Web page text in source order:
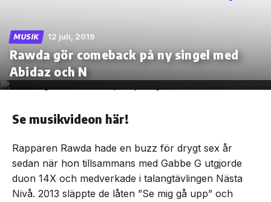
Skip
the
MUSIK 12 juli, 2019
Rawda gör comeback på ny singel med
Abidaz och N
Se musikvideon här!
Rapparen Rawda hade en buzz för drygt sex år
sedan när hon tillsammans med Gabbe G utgjorde
duon 14X och medverkade i talangtävlingen Nästa
Nivå. 2013 släppte de låten ”Se mig gå upp” och